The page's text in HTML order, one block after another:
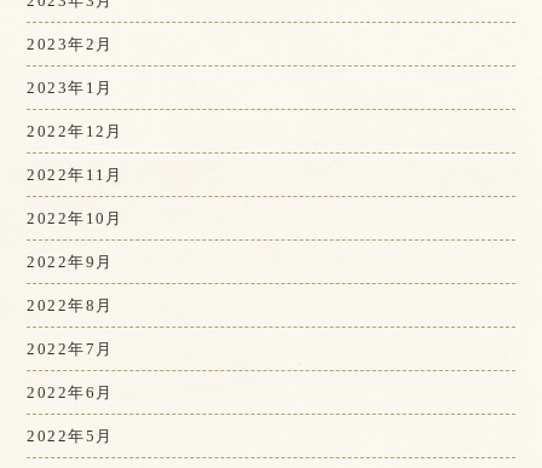
2023年2月
2023年1月
2022年12月
2022年11月
2022年10月
2022年9月
2022年8月
2022年7月
2022年6月
2022年5月